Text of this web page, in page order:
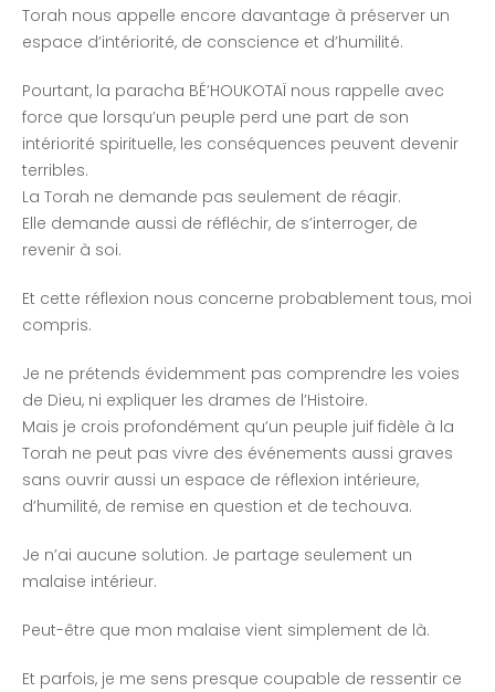
Torah nous appelle encore davantage à préserver un
espace d’intériorité, de conscience et d’humilité.
Pourtant, la paracha BÉ’HOUKOTAÏ nous rappelle avec
force que lorsqu’un peuple perd une part de son
intériorité spirituelle, les conséquences peuvent devenir
terribles.
La Torah ne demande pas seulement de réagir.
Elle demande aussi de réfléchir, de s’interroger, de
revenir à soi.
Et cette réflexion nous concerne probablement tous, moi
compris.
Je ne prétends évidemment pas comprendre les voies
de Dieu, ni expliquer les drames de l’Histoire.
Mais je crois profondément qu’un peuple juif fidèle à la
Torah ne peut pas vivre des événements aussi graves
sans ouvrir aussi un espace de réflexion intérieure,
d’humilité, de remise en question et de techouva.
Je n’ai aucune solution. Je partage seulement un
malaise intérieur.
Peut-être que mon malaise vient simplement de là.
Et parfois, je me sens presque coupable de ressentir ce